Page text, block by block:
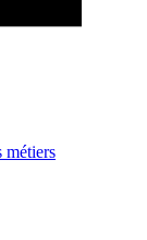
métiers